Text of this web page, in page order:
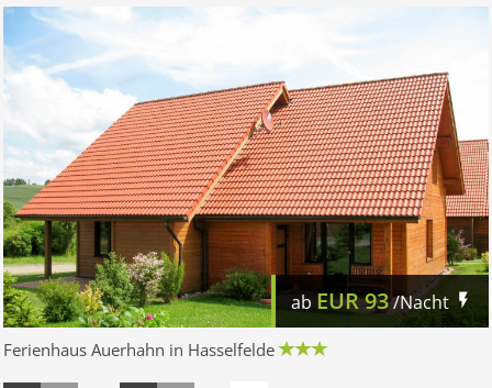
ab EUR93/Nacht
Ferienhaus Auerhahn in Hasselfelde